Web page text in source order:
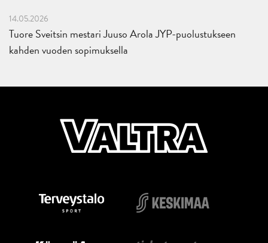
14.05.2026
Tuore Sveitsin mestari Juuso Arola JYP-puolustukseen
kahden vuoden sopimuksella